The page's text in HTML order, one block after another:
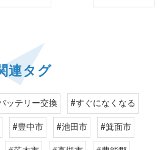
連タグ
ッテリー交換
#すぐになくなる
#豊中市 #池田市
#箕面市